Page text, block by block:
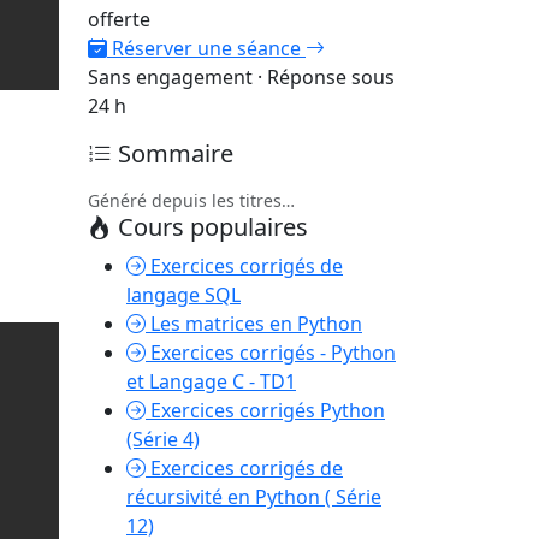
offerte
Réserver une séance
Sans engagement · Réponse sous
24 h
Sommaire
Généré depuis les titres…
Cours populaires
Exercices corrigés de
langage SQL
Les matrices en Python
Exercices corrigés - Python
et Langage C - TD1
Exercices corrigés Python
(Série 4)
Exercices corrigés de
récursivité en Python ( Série
12)